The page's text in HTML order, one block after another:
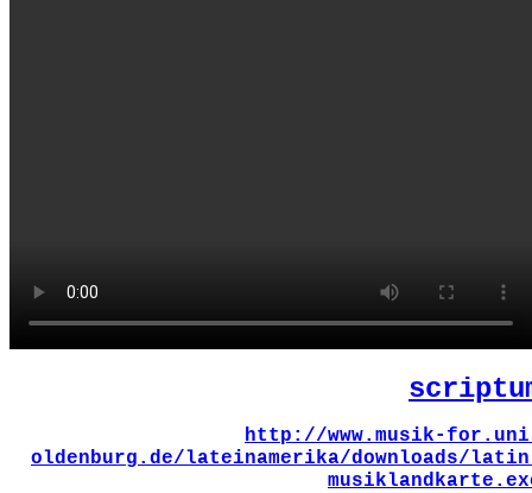
http://www.musik-
oldenburg.de/lateinamerika/downloads/